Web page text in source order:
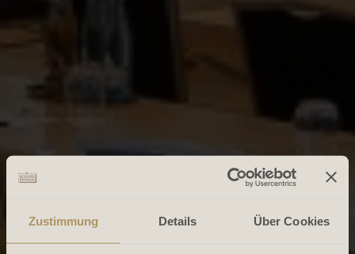
Zustimmung Details Über Cookies